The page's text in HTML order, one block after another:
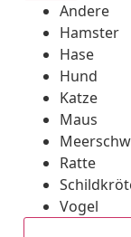
Andere
Hamster
Hase
Hund
Katze
Maus
Ratte
Vogel